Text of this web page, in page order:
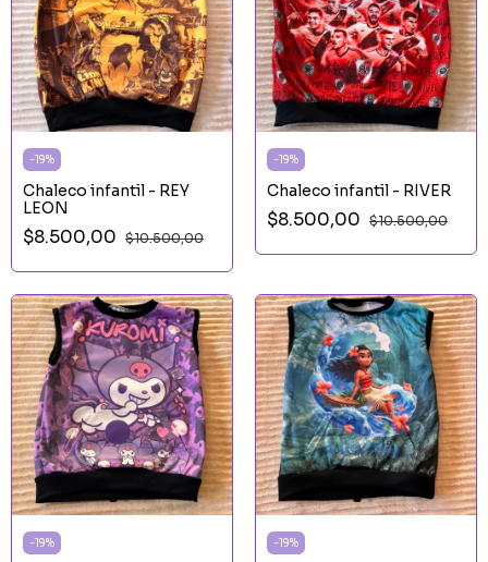
-19%
Chaleco infantil - REY
LEON
$8.500,00 $10.500,00
-19%
Chaleco infantil - RIVER
$8.500,00 $10.500,00
-19% -19%